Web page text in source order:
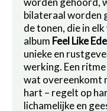
bilateraal worden
de tonen, die in
album Feel Like
unieke en
werking. Een
wat overeenkomt
hart – regelt op
lichamelijke en